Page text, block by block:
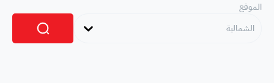
الموقع
الشمالية